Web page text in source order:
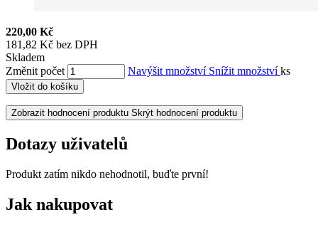
220,00 Kč
181,82 Kč bez DPH
Skladem
Změnit počet
Navýšit množství Snížit množstvíks
Vložit do košíku
Zobrazit hodnocení produktu Skrýt hodnocení produktu
Dotazy uživatelů
Produkt zatím nikdo nehodnotil, buďte první!
Jak nakupovat